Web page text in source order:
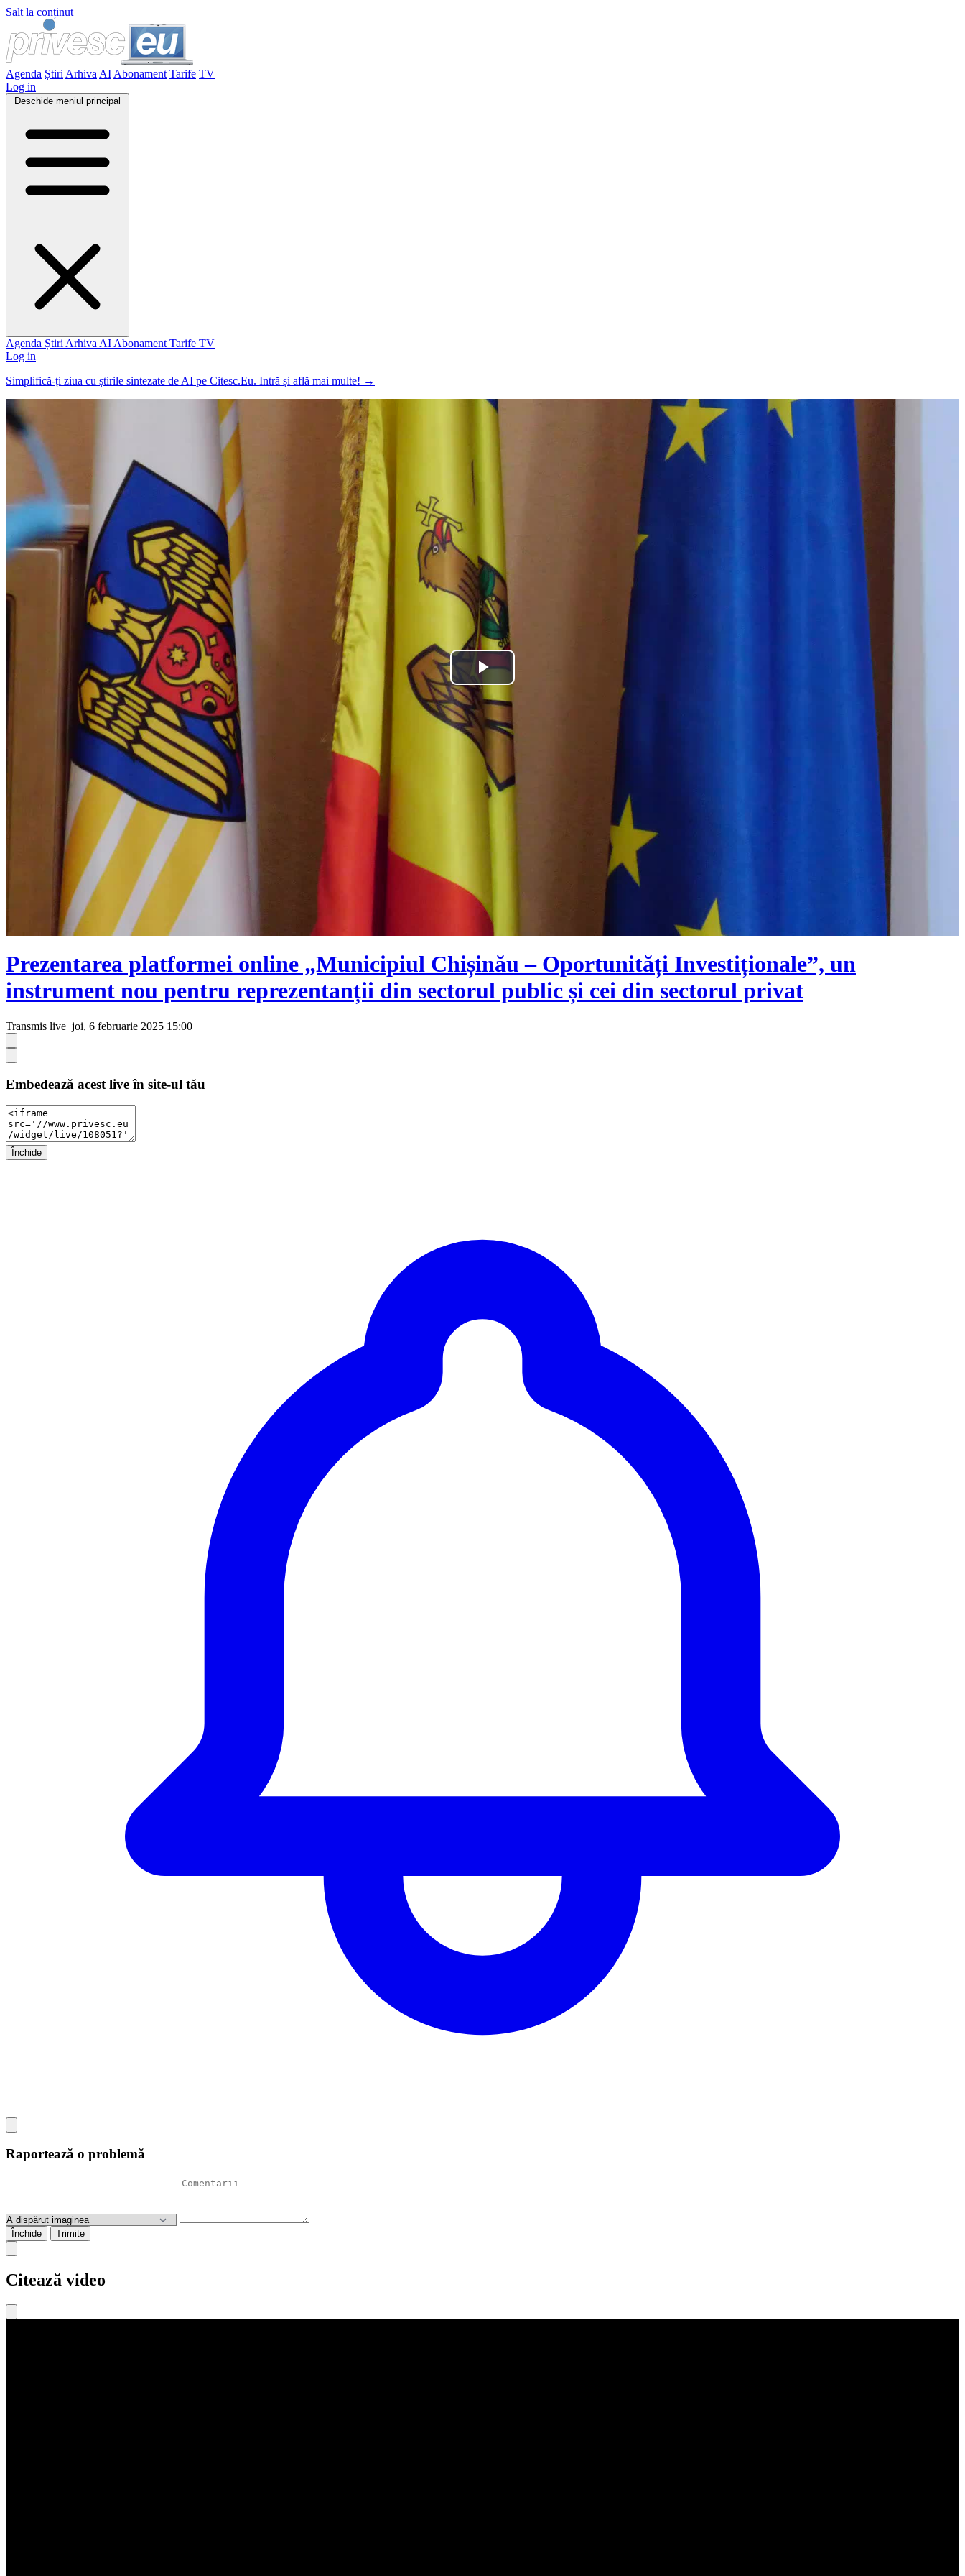
Salt la conținut
Agenda Știri Arhiva AI Abonament Tarife TV
Log in
Deschide meniul principal
Agenda Știri Arhiva AI Abonament Tarife TV
Log in
Simplifică-ți ziua cu știrile sintezate de AI pe Citesc.Eu. Intră și află mai multe! →
Play
Video
Prezentarea platformei online „Municipiul Chișinău – Oportunități Investiționale”, un
instrument nou pentru reprezentanții din sectorul public și cei din sectorul privat
Transmis live joi, 6 februarie 2025 15:00
Embedează acest live în site-ul tău
Închide
Raportează o problemă
Închide Trimite
Citează video